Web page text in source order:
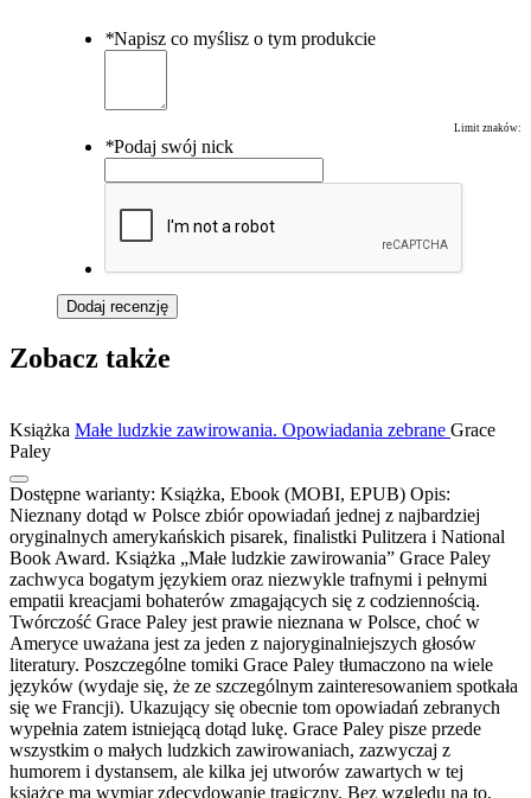
*Napisz co myślisz o tym produkcie
Limit znaków:
*Podaj swój nick
Dodaj recenzję
Zobacz także
Książka Małe ludzkie zawirowania. Opowiadania zebrane Grace
Paley
Dostępne warianty: Książka, Ebook (MOBI, EPUB) Opis:
Nieznany dotąd w Polsce zbiór opowiadań jednej z najbardziej
oryginalnych amerykańskich pisarek, finalistki Pulitzera i National
Book Award. Książka „Małe ludzkie zawirowania” Grace Paley
zachwyca bogatym językiem oraz niezwykle trafnymi i pełnymi
empatii kreacjami bohaterów zmagających się z codziennością.
Twórczość Grace Paley jest prawie nieznana w Polsce, choć w
Ameryce uważana jest za jeden z najoryginalniejszych głosów
literatury. Poszczególne tomiki Grace Paley tłumaczono na wiele
języków (wydaje się, że ze szczególnym zainteresowaniem spotkała
się we Francji). Ukazujący się obecnie tom opowiadań zebranych
wypełnia zatem istniejącą dotąd lukę. Grace Paley pisze przede
wszystkim o małych ludzkich zawirowaniach, zazwyczaj z
humorem i dystansem, ale kilka jej utworów zawartych w tej
książce ma wymiar zdecydowanie tragiczny. Bez względu na to,